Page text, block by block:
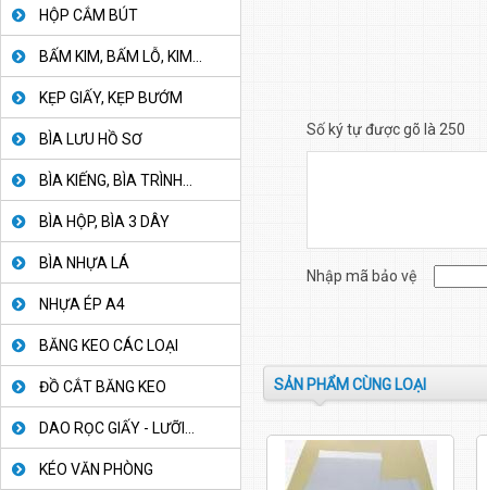
HỘP CẮM BÚT
BẤM KIM, BẤM LỖ, KIM...
KẸP GIẤY, KẸP BƯỚM
BÌA LƯU HỒ SƠ
BÌA KIẾNG, BÌA TRÌNH...
BÌA HỘP, BÌA 3 DÂY
BÌA NHỰA LÁ
NHỰA ÉP A4
BĂNG KEO CÁC LOẠI
ĐỒ CẮT BĂNG KEO
DAO RỌC GIẤY - LƯỠI...
KÉO VĂN PHÒNG
Số ký tự được gõ là 250
Nhập mã bảo vệ
SẢN PHẨM CÙNG LOẠI